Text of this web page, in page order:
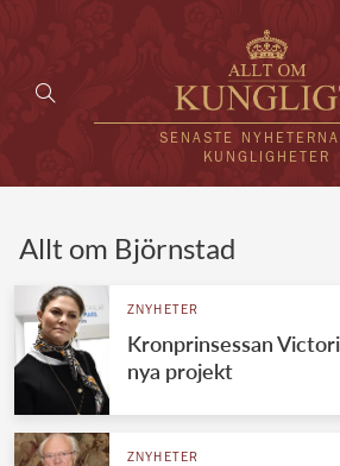
SENASTE
KUNGLIGHETER
UTLÄNDSKT
VÄRLDENS
Allt om Björnstad
ZNYHETER
Kronprinsessan
nya projekt
ZNYHETER